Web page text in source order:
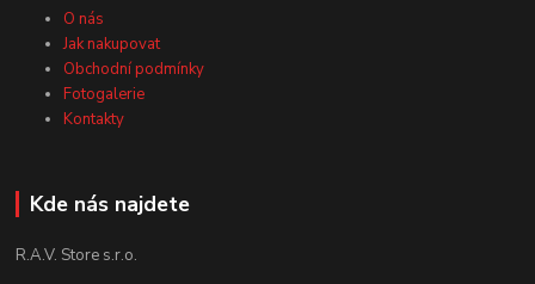
O nás
Jak nakupovat
Obchodní podmínky
Fotogalerie
Kontakty
Kde nás najdete
R.A.V. Store s.r.o.